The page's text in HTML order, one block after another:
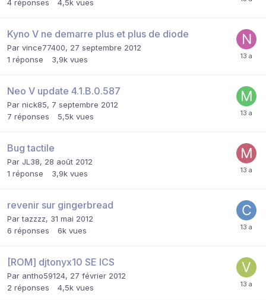
4 réponses 4,5k vues
Kyno V ne demarre plus et plus de diode
Par vince77400, 27 septembre 2012
1 réponse 3,9k vues
Neo V update 4.1.B.0.587
Par nick85, 7 septembre 2012
7 réponses 5,5k vues
Bug tactile
Par JL38, 28 août 2012
1 réponse 3,9k vues
revenir sur gingerbread
Partazzzz, 31 mai 2012
6 réponses 6k vues
[ROM] djtonyx10 SE ICS
Par antho59124, 27 février 2012
2 réponses 4,5k vues